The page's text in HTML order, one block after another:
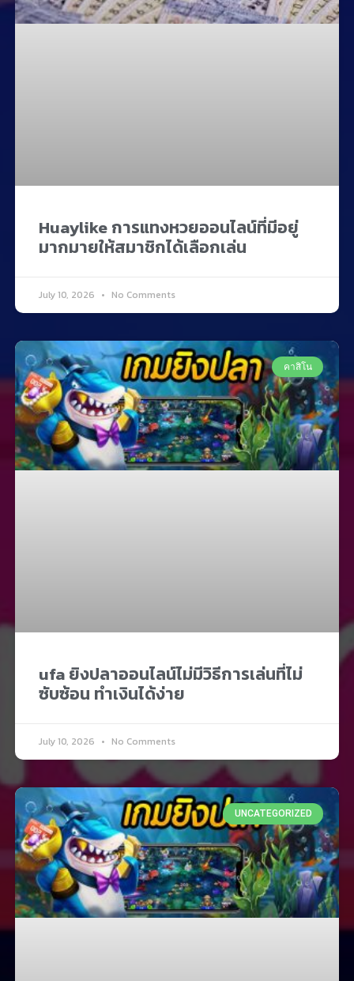
Huaylike การแทงหวยออนไลน์ที่มีอยู่
มากมายให้สมาชิกได้เลือกเล่น
July 10, 2026 No Comments
คาสิโน
ufa ยิงปลาออนไลน์ไม่มีวิธีการเล่นที่ไม่
ซับซ้อน ทำเงินได้ง่าย
July 10, 2026 No Comments
UNCATEGORIZED